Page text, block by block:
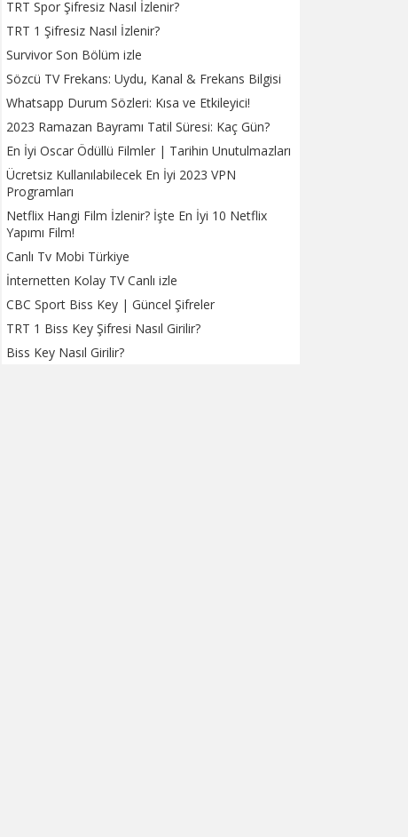
TRT Spor Şifresiz Nasıl İzlenir?
TRT 1 Şifresiz Nasıl İzlenir?
Survivor Son Bölüm izle
Sözcü TV Frekans: Uydu, Kanal & Frekans Bilgisi
Whatsapp Durum Sözleri: Kısa ve Etkileyici!
2023 Ramazan Bayramı Tatil Süresi: Kaç Gün?
En İyi Oscar Ödüllü Filmler | Tarihin Unutulmazları
Ücretsiz Kullanılabilecek En İyi 2023 VPN
Programları
Netflix Hangi Film İzlenir? İşte En İyi 10 Netflix
Yapımı Film!
Canlı Tv Mobi Türkiye
İnternetten Kolay TV Canlı izle
CBC Sport Biss Key | Güncel Şifreler
TRT 1 Biss Key Şifresi Nasıl Girilir?
Biss Key Nasıl Girilir?